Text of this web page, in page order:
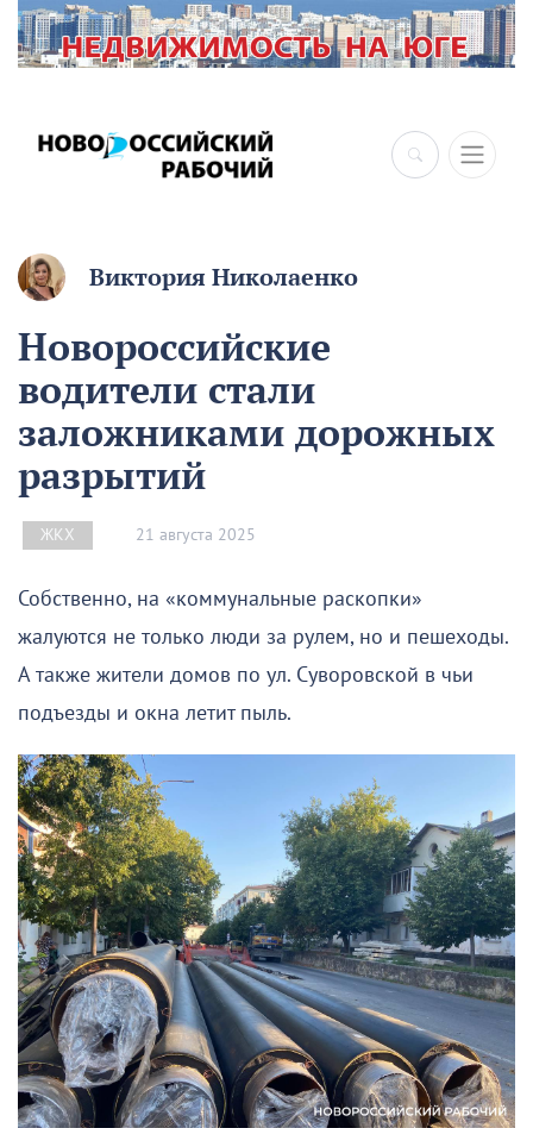
×
Виктория Николаенко
Новороссийские
водители стали
заложниками дорожных
разрытий
ЖКХ 21 августа 2025
Собственно, на «коммунальные раскопки»
жалуются не только люди за рулем, но и пешеходы.
А также жители домов по ул. Суворовской в чьи
подъезды и окна летит пыль.